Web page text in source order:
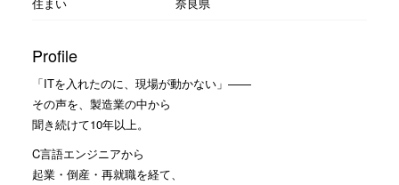
住まい
奈良県
Profile
「ITを入れたのに、現場が動かない」——
その声を、製造業の中から
聞き続けて10年以上。
C言語エンジニアから
起業・倒産・再就職を経て、